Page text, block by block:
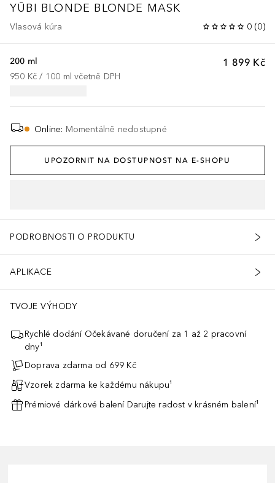
YŪBI BLONDE BLONDE MASK
Vlasová kúra 0 (0)
1 899 Kč
200 ml
950 Kč / 100 ml včetně DPH
Online: Momentálně nedostupné
UPOZORNIT NA DOSTUPNOST NA E-SHOPU
PODROBNOSTI O PRODUKTU
APLIKACE
TVOJE VÝHODY
Rychlé dodání Očekávané doručení za 1 až 2 pracovní
dny¹
Doprava zdarma od 699 Kč
Vzorek zdarma ke každému nákupu¹
Prémiové dárkové balení Darujte radost v krásném balení¹